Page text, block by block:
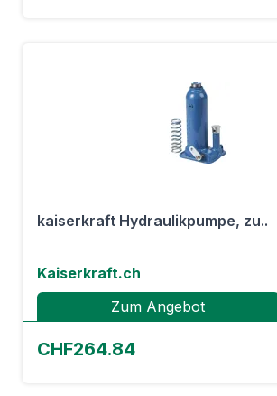
kaiserkraft Hydraulikpumpe, zu..
Kaiserkraft.ch
Zum Angebot
CHF264.84